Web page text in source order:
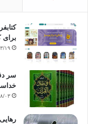
برای
۰۵/
سر
۰۴/